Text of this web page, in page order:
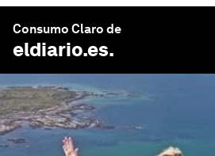
Consumo Claro de
eldiario.es.